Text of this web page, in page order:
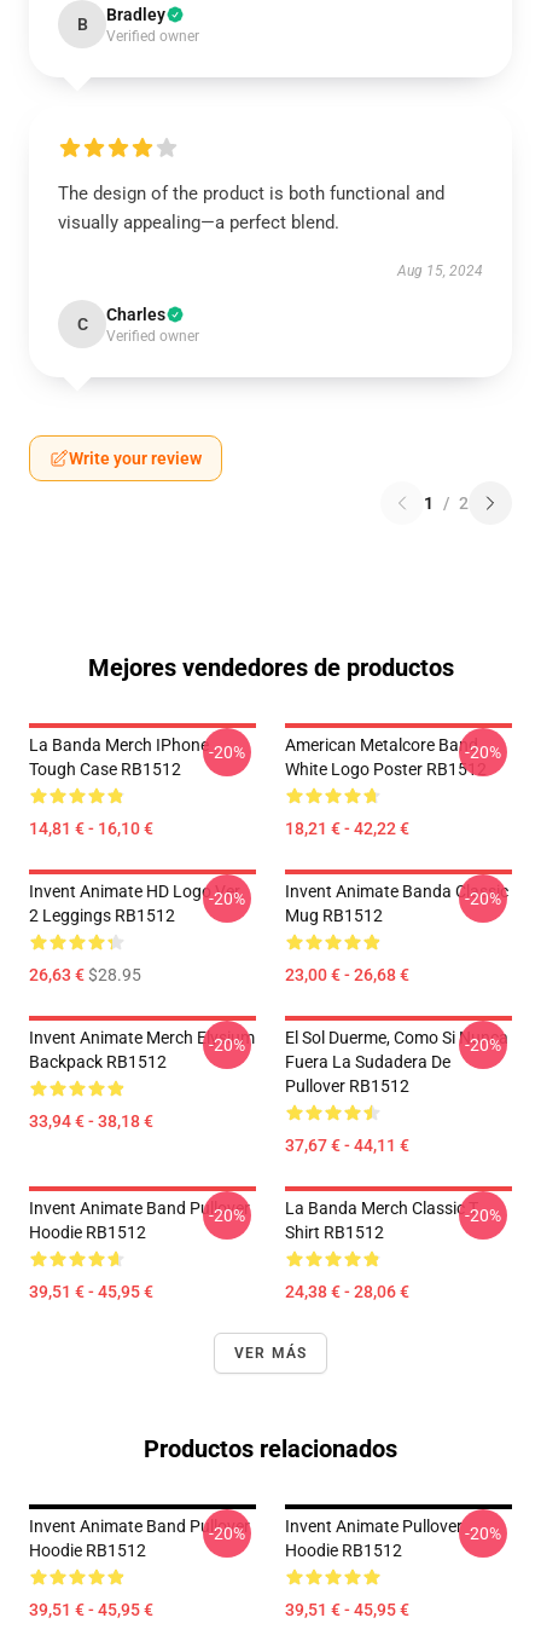
B Bradley
Verified owner
The design of the product is both functional and
visually appealing—a perfect blend.
Aug 15, 2024
C Charles
Verified owner
Write your review
1 / 2
Mejores vendedores de productos
La Banda Merch IPhone
Tough Case RB1512
14,81 € - 16,10 €
-20%
American Metalcore Band
White Logo Poster RB1512
18,21 € - 42,22 €
-20%
Invent Animate HD Logo Ver.
2 Leggings RB1512
26,63 €$28.95
-20%
Invent Animate Banda Classic
Mug RB1512
23,00 € - 26,68 €
-20%
Invent Animate Merch Elysium
Backpack RB1512
33,94 € - 38,18 €
-20%
El Sol Duerme, Como Si Nunca
Fuera La Sudadera De
Pullover RB1512
37,67 € - 44,11 €
-20%
Invent Animate Band Pullover
Hoodie RB1512
39,51 € - 45,95 €
-20%
La Banda Merch Classic T
Shirt RB1512
24,38 € - 28,06 €
-20%
VER MÁS
Productos relacionados
Invent Animate Band Pullover
Hoodie RB1512
39,51 € - 45,95 €
-20%
Invent Animate Pullover
Hoodie RB1512
39,51 € - 45,95 €
-20%